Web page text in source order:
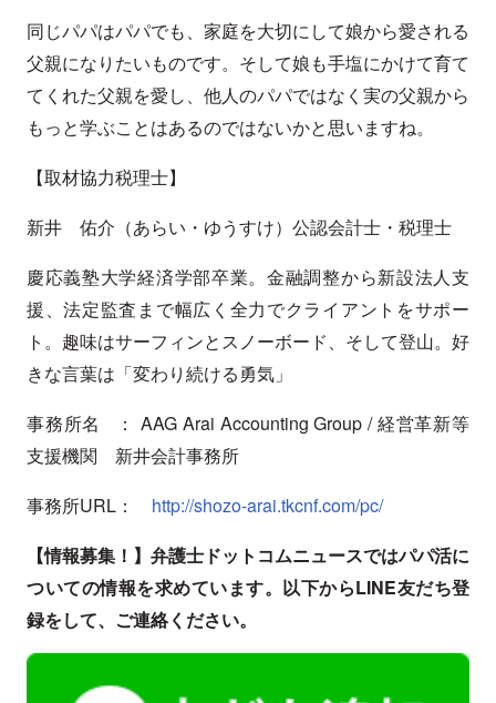
同じパパはパパでも、家庭を大切にして娘から愛される
父親になりたいものです。そして娘も手塩にかけて育て
てくれた父親を愛し、他人のパパではなく実の父親から
もっと学ぶことはあるのではないかと思いますね。
【取材協力税理士】
新井 佑介（あらい・ゆうすけ）公認会計士・税理士
慶応義塾大学経済学部卒業。金融調整から新設法人支
援、法定監査まで幅広く全力でクライアントをサポー
ト。趣味はサーフィンとスノーボード、そして登山。好
きな言葉は「変わり続ける勇気」
事務所名 ： AAG Arai Accounting Group / 経営革新等
支援機関 新井会計事務所
事務所URL： http://shozo-arai.tkcnf.com/pc/
【情報募集！】弁護士ドットコムニュースではパパ活に
ついての情報を求めています。以下からLINE友だち登
録をして、ご連絡ください。